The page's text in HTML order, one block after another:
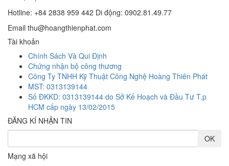
Hotline: +84 2838 959 442 Di động: 0902.81.49.77
Email thu@hoangthienphat.com
Tài khoản
Chính Sách Và Qui Định
Chứng nhận bộ công thương
Công Ty TNHH Kỹ Thuật Công Nghệ Hoàng Thiên Phát
MST: 0313139144
Số ĐKKD: 0313139144 do Sở Kế Hoạch và Đầu Tư T.p
HCM cấp ngày 13/02/2015
ĐĂNG KÍ NHẬN TIN
Mạng xã hội